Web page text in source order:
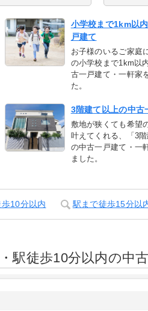
小学校まで1km以
戸建て
お子様のいるご家庭
の小学校まで1km以
古一戸建て・一軒家
た。
3階建て以上の中古
敷地が狭くても希望
叶えてくれる、「3階
の中古一戸建て・一
ました。
10分以内 駅まで徒歩15分以
駅徒歩10分以内の中